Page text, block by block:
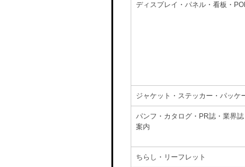
ディスプレイ・パネル・看板・
ジャケット・ステッカー・パッケ
パンフ・カタログ・PR誌・業界
案内
ちらし・リーフレット